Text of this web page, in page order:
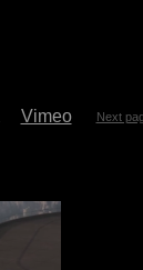
Vimeo Next